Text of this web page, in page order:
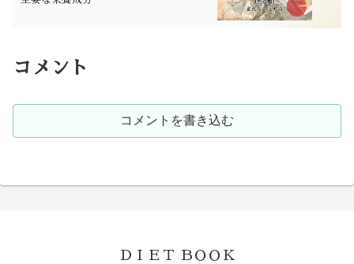
コメント
コメントを書き込む
ＤＩＥＴ ＢＯＯＫ